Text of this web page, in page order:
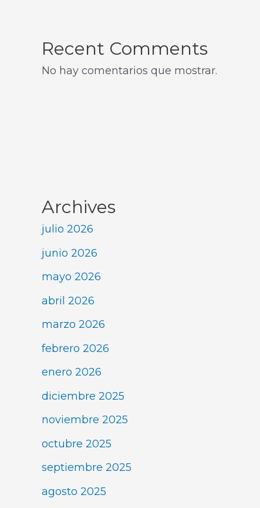
Recent Comments
No hay comentarios que mostrar.
Archives
julio 2026
junio 2026
mayo 2026
abril 2026
marzo 2026
febrero 2026
enero 2026
diciembre 2025
noviembre 2025
octubre 2025
septiembre 2025
agosto 2025